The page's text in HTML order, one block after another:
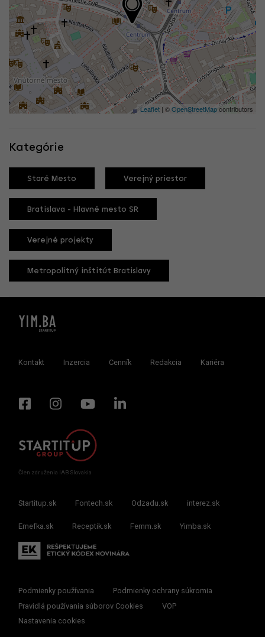
Leaflet | ©OpenStreetMapcontributors
Kategórie
Staré Mesto Verejný priestor
Bratislava - Hlavné mesto SR
Verejné projekty
Metropolitný inštitút Bratislavy
Kontakt Inzercia Cenník Redakcia Kariéra
Člen združenia IAB Slovakia
Startitup.sk Fontech.sk Odzadu.sk interez.sk
Emefka.sk Receptik.sk Femm.sk Yimba.sk
Podmienky používania
Podmienky ochrany súkromia
Pravidlá používania súborov Cookies
VOP
Nastavenia cookies